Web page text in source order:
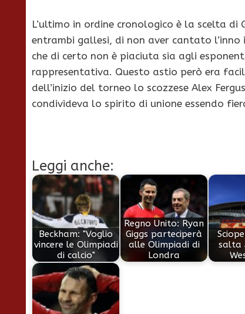
L’ultimo in ordine cronologico è la scelta di
entrambi gallesi, di non aver cantato l’inno
che di certo non è piaciuta sia agli
rappresentativa. Questo astio però era
dell’inizio del torneo lo scozzese Alex
condivideva lo spirito di unione essendo
Leggi anche:
Beckham: "Voglio
vincere le Olimpiadi
di calcio"
Regno Unito: Ryan
Giggs parteciperà
alle Olimpiadi di
Londra
salta